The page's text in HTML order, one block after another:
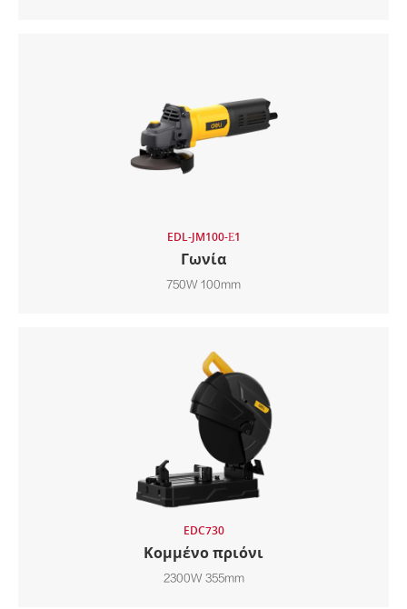
EDL-JM100-Ε1
Γωνία
750W 100mm
EDC730
Κομμένο πριόνι
2300W 355mm